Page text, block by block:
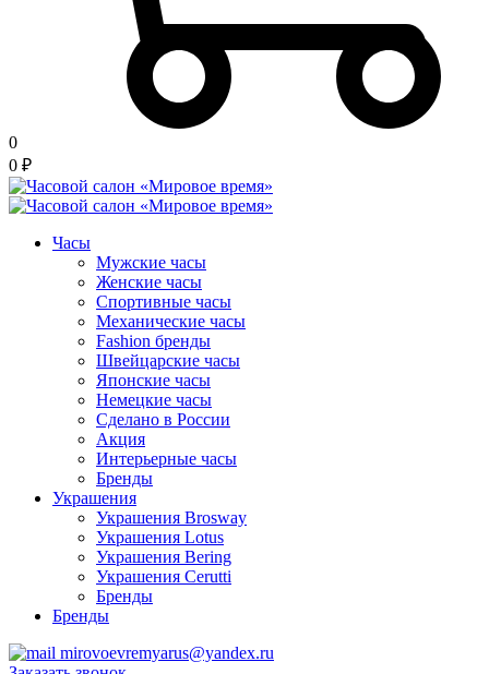
0
0 ₽
Часы
Мужские часы
Женские часы
Спортивные часы
Механические часы
Fashion бренды
Швейцарские часы
Японские часы
Немецкие часы
Сделано в России
Акция
Интерьерные часы
Бренды
Украшения
Украшения Brosway
Украшения Lotus
Украшения Bering
Украшения Cerutti
Бренды
Бренды
mirovoevremyarus@yandex.ru